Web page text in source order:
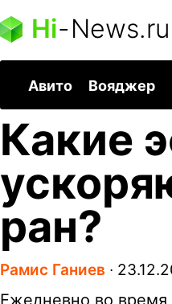
Hi-News.ru
Авито Вояджер
Какие
ран?
Рамис Ганиев ∙
Ежедневно во